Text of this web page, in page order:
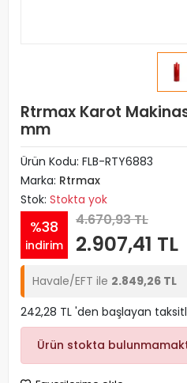
Rtrmax Karot
mm
Ürün Kodu: FLB-RTY6883
Marka: Rtrmax
Stok: Stokta yok
%38
indirim
4.670,93 TL
2.907,41 TL
Havale/EFT ile 2.849,26 TL
242,28 TL 'den başlayan
Ürün stokta